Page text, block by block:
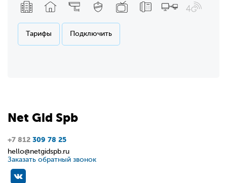
Тарифы Подключить
Net Gid Spb
+7 812 309 78 25
hello@netgidspb.ru
Заказать обратный звонок